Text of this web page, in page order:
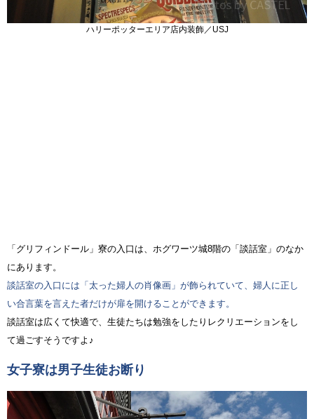
ハリーポッターエリア店内装飾／USJ
「グリフィンドール」寮の入口は、ホグワーツ城8階の「談話室」のなか
にあります。
談話室の入口には「太った婦人の肖像画」が飾られていて、婦人に正し
い合言葉を言えた者だけが扉を開けることができます。
談話室は広くて快適で、生徒たちは勉強をしたりレクリエーションをし
て過ごすそうですよ♪
女子寮は男子生徒お断り